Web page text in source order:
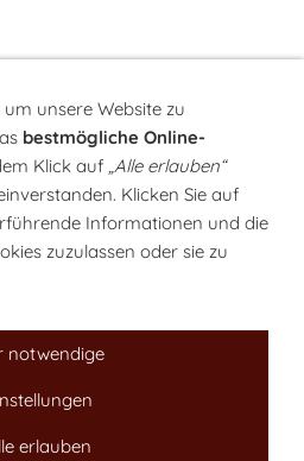
LINK-Hinweis
unsKontakt
unsere Website zu
bestmögliche Online-
Klick auf „Alle erlauben“
Klicken Sie auf
Informationen und die
zuzulassen oder sie zu
notwendige
erlauben